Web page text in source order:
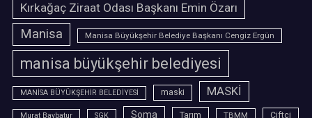
Kırkağaç Ziraat Odası Başkanı Emin Özarı
Manisa Manisa Büyükşehir Belediye Başkanı Cengiz Ergün
manisa büyükşehir belediyesi
MANİSA BÜYÜKŞEHİR BELEDİYESİ maski MASKİ
Murat Baybatur SGK Soma Tarım TBMM Çiftçi